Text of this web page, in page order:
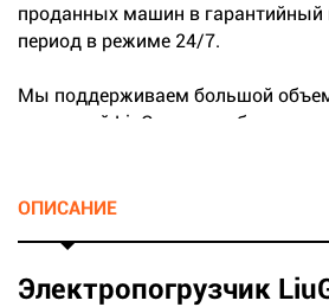
проданных машин в гарантийный
период в режиме 24/7.
Мы поддерживаем большой
запчастей LiuGong на
ОПИСАНИЕ
Электропогрузчик